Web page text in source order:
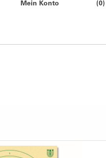
Mein Konto